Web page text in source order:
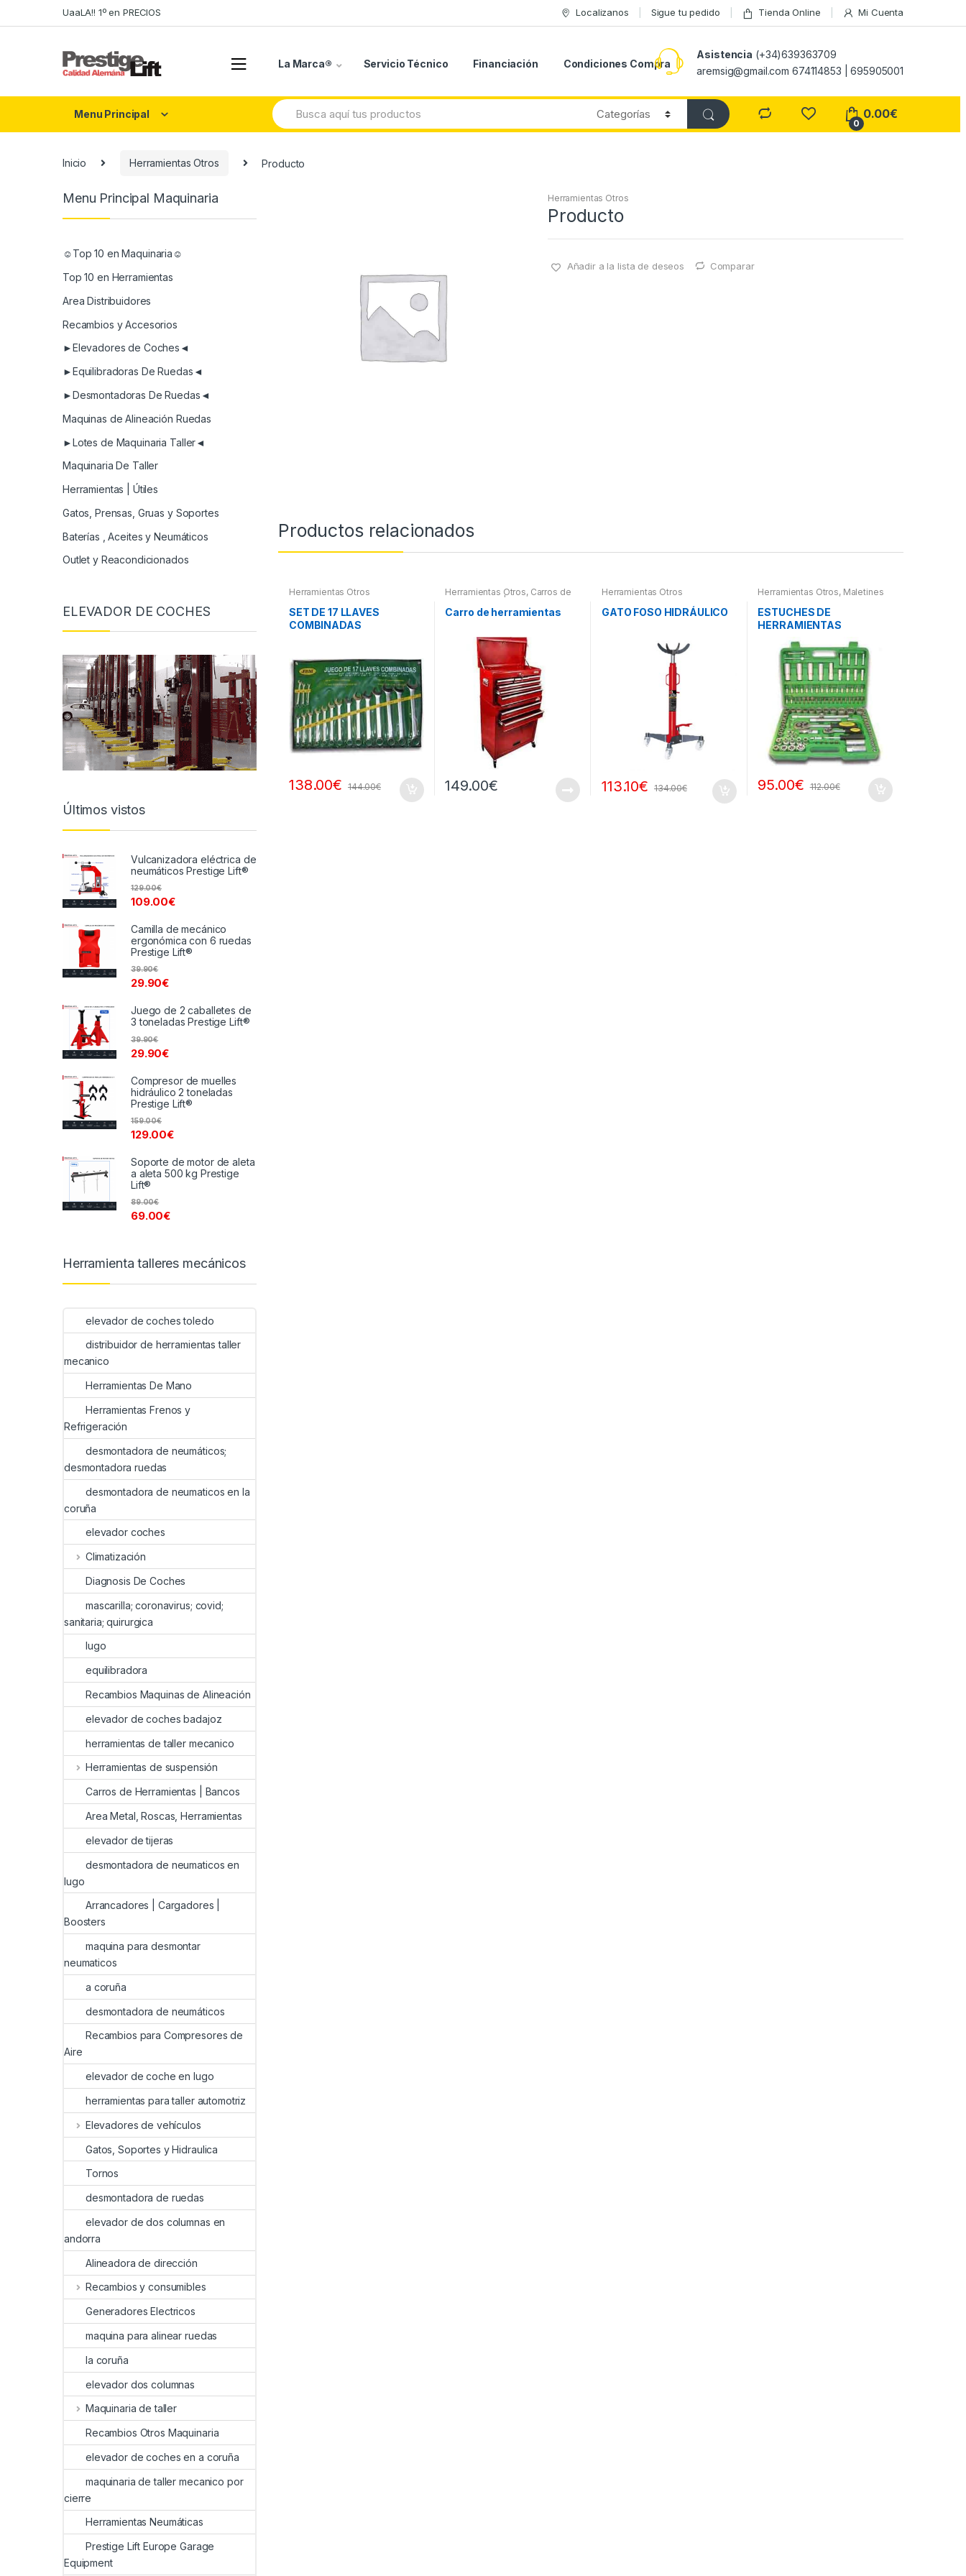
to
to
UaaLA!! 1º en PRECIOS Localizanos Sigue tu pedido Tienda Online Mi Cuenta
La Marca® Servicio Técnico Financiación Condiciones Compra
Asistencia (+34)639363709
aremsig@gmail.com 674114853 | 695905001
Menu Principal
Search
for:
0
0.00€
Inicio Herramientas Otros Producto
Herramientas Otros
Producto
Añadir a la lista de deseos Comparar
Productos relacionados
Herramientas Otros
SET DE 17 LLAVES
COMBINADAS
138.00€ 144.00€
Herramientas Otros, Carros de
Herramientas | Bancos
Carro de herramientas
149.00€
Herramientas Otros
GATO FOSO HIDRÁULICO
113.10€ 134.00€
Herramientas Otros, Maletines
Compresímetros, otros
ESTUCHES DE
HERRAMIENTAS
95.00€ 112.00€
Menu Principal Maquinaria
☺Top 10 en Maquinaria☺
Top 10 en Herramientas
Area Distribuidores
Recambios y Accesorios
►Elevadores de Coches◄
►Equilibradoras De Ruedas◄
►Desmontadoras De Ruedas◄
Maquinas de Alineación Ruedas
►Lotes de Maquinaria Taller◄
Maquinaria De Taller
Herramientas | Útiles
Gatos, Prensas, Gruas y Soportes
Baterías , Aceites y Neumáticos
Outlet y Reacondicionados
ELEVADOR DE COCHES
Últimos vistos
Vulcanizadora eléctrica de
neumáticos Prestige Lift®
109.00€
129.00€
Camilla de mecánico
ergonómica con 6 ruedas
Prestige Lift®
29.90€
39.90€
Juego de 2 caballetes de
3 toneladas Prestige Lift®
29.90€
39.90€
Compresor de muelles
hidráulico 2 toneladas
Prestige Lift®
129.00€
159.00€
Soporte de motor de aleta
a aleta 500 kg Prestige
Lift®
69.00€
89.00€
Herramienta talleres mecánicos
elevador de coches toledo
distribuidor de herramientas taller
mecanico
Herramientas De Mano
Herramientas Frenos y
Refrigeración
desmontadora de neumáticos;
desmontadora ruedas
desmontadora de neumaticos en la
coruña
elevador coches
Climatización
Diagnosis De Coches
mascarilla; coronavirus; covid;
sanitaria; quirurgica
lugo
equilibradora
Recambios Maquinas de Alineación
elevador de coches badajoz
herramientas de taller mecanico
Herramientas de suspensión
Carros de Herramientas | Bancos
Area Metal, Roscas, Herramientas
elevador de tijeras
desmontadora de neumaticos en
lugo
Arrancadores | Cargadores |
Boosters
maquina para desmontar
neumaticos
a coruña
desmontadora de neumáticos
Recambios para Compresores de
Aire
elevador de coche en lugo
herramientas para taller automotriz
Elevadores de vehículos
Gatos, Soportes y Hidraulica
Tornos
desmontadora de ruedas
elevador de dos columnas en
andorra
Alineadora de dirección
Recambios y consumibles
Generadores Electricos
maquina para alinear ruedas
la coruña
elevador dos columnas
Maquinaria de taller
Recambios Otros Maquinaria
elevador de coches en a coruña
maquinaria de taller mecanico por
cierre
Herramientas Neumáticas
Prestige Lift Europe Garage
Equipment